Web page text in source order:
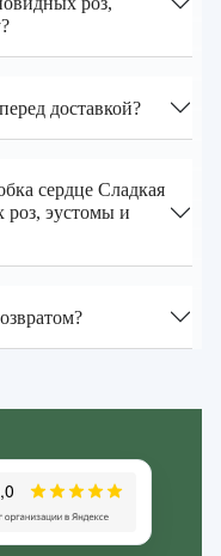
доставкой?
сердце Сладкая
роз, эустомы и